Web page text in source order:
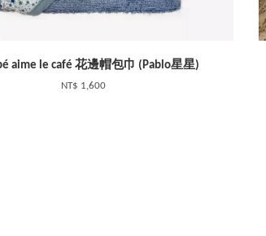
aime le café 花邊帽包巾 (Pablo星星)
NT$ 1,600